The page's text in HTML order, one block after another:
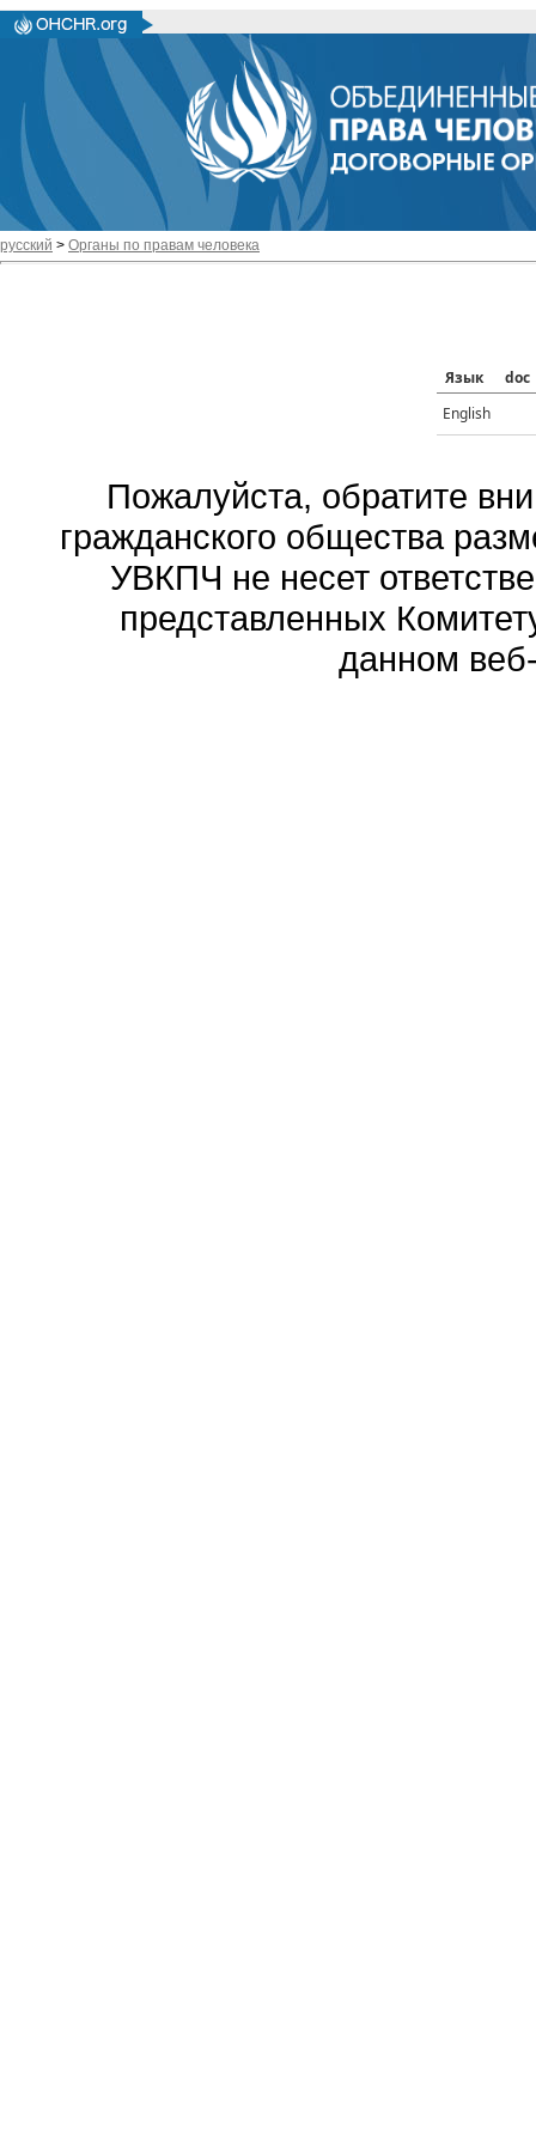
русский > Органы по правам человека
Язык
doc
English
Пожалуйста, обратите
гражданского общества
УВКПЧ не несет
представленных
данном